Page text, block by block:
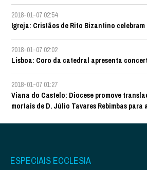
2018-01-07 02:54
Igreja: Cristãos de Rito Bizantino celebram
2018-01-07 02:02
Lisboa: Coro da catedral apresenta
2018-01-07 01:27
Viana do Castelo: Diocese promove
mortais de D. Júlio Tavares Rebimbas para
ESPECIAIS ECCLESIA